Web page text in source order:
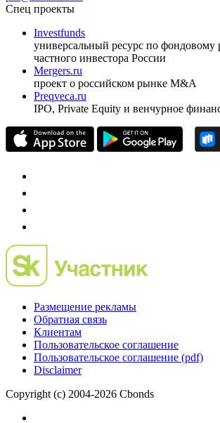
Спец проекты
Investfunds
универсальный ресурс по фондовому
частного инвестора России
Mergers.ru
проект о российском рынке M&A
Preqveca.ru
IPO, Private Equity и венчурное
Размещение рекламы
Обратная связь
Клиентам
Пользовательское соглашение
Пользовательское соглашение (pdf)
Disclaimer
Copyright (c) 2004-2026 Cbonds